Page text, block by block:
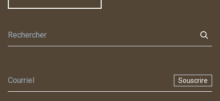
Souscrire